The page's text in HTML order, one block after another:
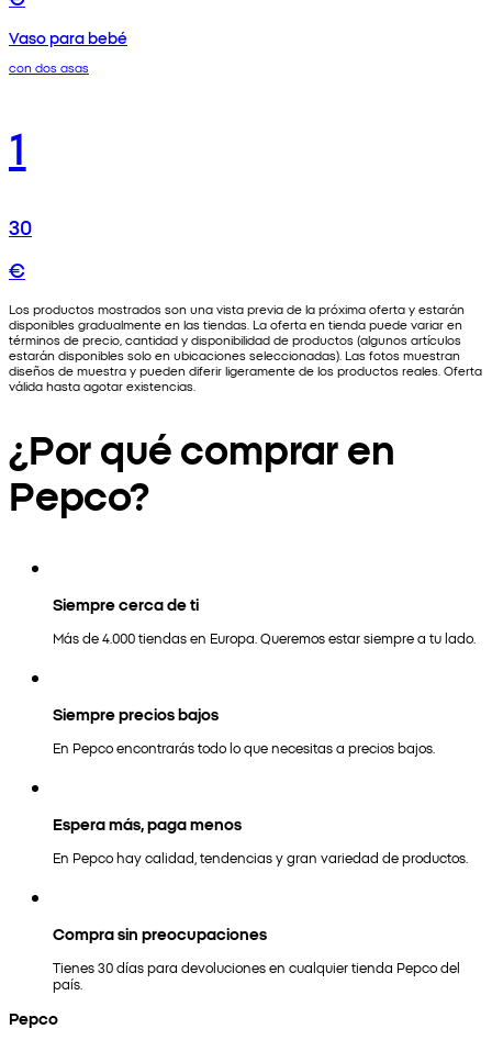
Vaso para bebé
con dos asas
1
30
€
Los productos mostrados son una vista previa de la próxima oferta y estarán
disponibles gradualmente en las tiendas. La oferta en tienda puede variar en
términos de precio, cantidad y disponibilidad de productos (algunos artículos
estarán disponibles solo en ubicaciones seleccionadas). Las fotos muestran
diseños de muestra y pueden diferir ligeramente de los productos reales. Oferta
válida hasta agotar existencias.
¿Por qué comprar en
Pepco?
Siempre cerca de ti
Más de 4.000 tiendas en Europa. Queremos estar siempre a tu lado.
Siempre precios bajos
En Pepco encontrarás todo lo que necesitas a precios bajos.
Espera más, paga menos
En Pepco hay calidad, tendencias y gran variedad de productos.
Compra sin preocupaciones
Tienes 30 días para devoluciones en cualquier tienda Pepco del
país.
Pepco